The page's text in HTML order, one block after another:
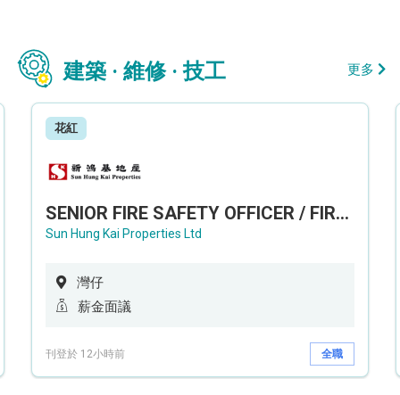
建築 · 維修 · 技工 更多
花紅
SENIOR FIRE SAFETY OFFICER / FIRE SAFETY OFFICER
Sun Hung Kai Properties Ltd
灣仔
薪金面議
刊登於 12小時前 全職